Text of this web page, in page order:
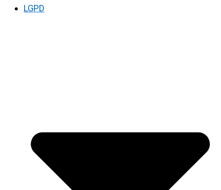
LGPD